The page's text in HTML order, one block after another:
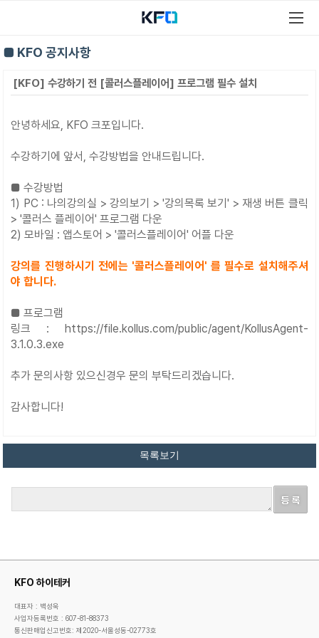
■ KFO 공지사항
[KFO] 수강하기 전 [콜러스플레이어] 프로그램 필수 설치
안녕하세요, KFO 크포입니다.
수강하기에 앞서, 수강방법을 안내드립니다.
■ 수강방법
1) PC : 나의강의실 > 강의보기 > '강의목록 보기' > 재생 버튼 클릭
> '콜러스 플레이어' 프로그램 다운
2) 모바일 : 앱스토어 > '콜러스플레이어' 어플 다운
강의를 진행하시기 전에는 '콜러스플레이어' 를 필수로 설치해주셔
야 합니다.
■ 프로그램
링크 :
https://file.kollus.com/public/agent/KollusAgent-
3.1.0.3.exe
추가 문의사항 있으신경우 문의 부탁드리겠습니다.
감사합니다!
KFO 하이테커
대표자 : 백성욱
사업자등록번호 : 607-81-88373
통신판매업신고번호: 제2020-서울성동-02773호